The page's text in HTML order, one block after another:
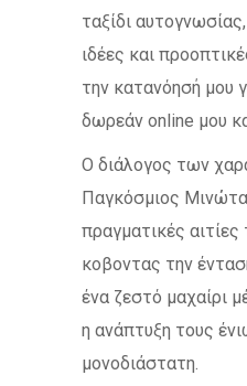
ταξίδι
ιδέες και
την κατανόησή μου
δωρεάν online μου
Ο διάλογος των
Παγκόσμιος
πραγματικές
κοβοντας την
ένα ζεστό μαχαίρι
η ανάπτυξη τους
μονοδιάστατη.